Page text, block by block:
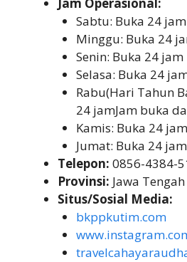
Jam Operasional:
Sabtu: Buka 24 jam
Minggu: Buka 24
Senin: Buka 24 jam
Selasa: Buka 24
Rabu(Hari Tahun
24 jamJam buka
Kamis: Buka 24 jam
Jumat: Buka 24 jam
Telepon: 0856-4384-
Provinsi: Jawa Tengah
Situs/Sosial Media:
bkppkutim.com